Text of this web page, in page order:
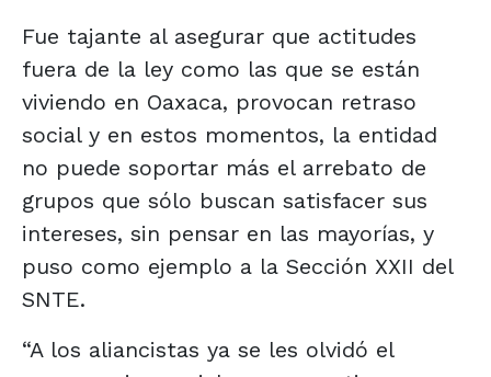
Fue tajante al asegurar que actitudes
fuera de la ley como las que se están
viviendo en Oaxaca, provocan retraso
social y en estos momentos, la entidad
no puede soportar más el arrebato de
grupos que sólo buscan satisfacer sus
intereses, sin pensar en las mayorías, y
puso como ejemplo a la Sección XXII del
SNTE.
“A los aliancistas ya se les olvidó el